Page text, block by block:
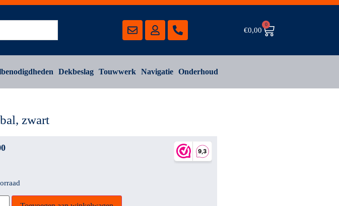
€0,00
0
Dekbeslag Touwwerk Navigatie Onderhoud
zwart